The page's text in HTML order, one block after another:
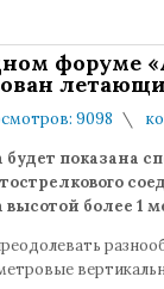
форуме
9098
показана
более 1